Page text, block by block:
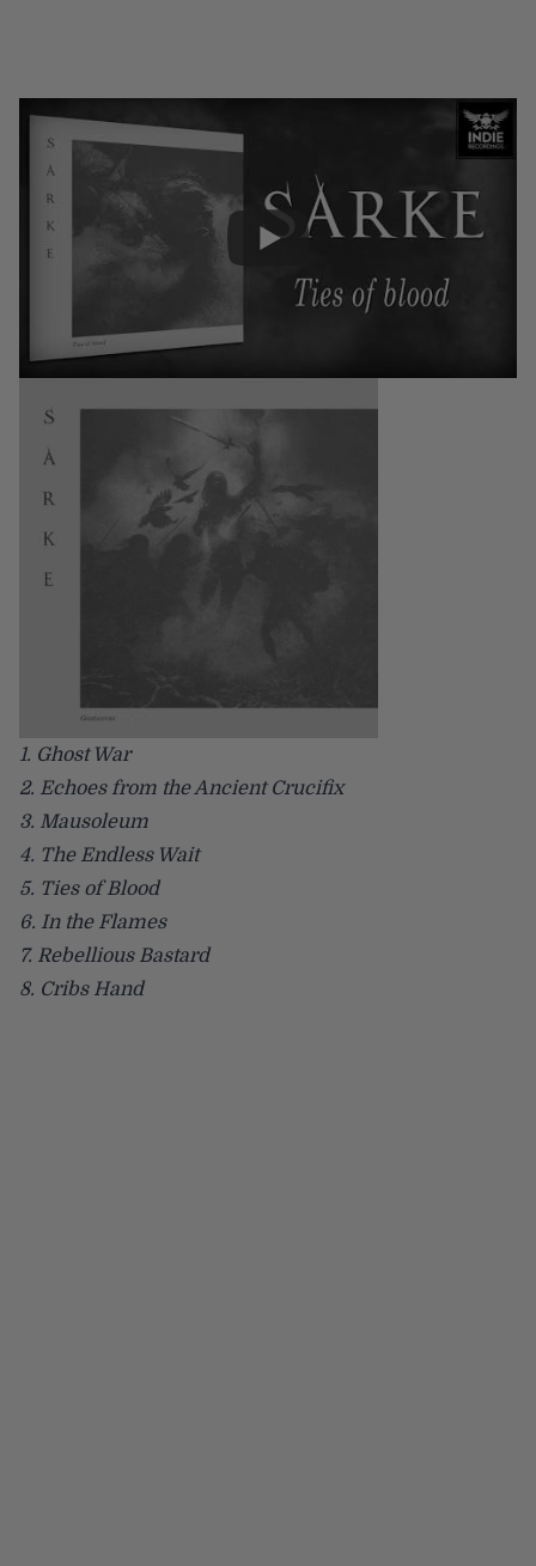
1. Ghost War
2. Echoes from the Ancient Crucifix
3. Mausoleum
4. The Endless Wait
5. Ties of Blood
6. In the Flames
7. Rebellious Bastard
8. Cribs Hand